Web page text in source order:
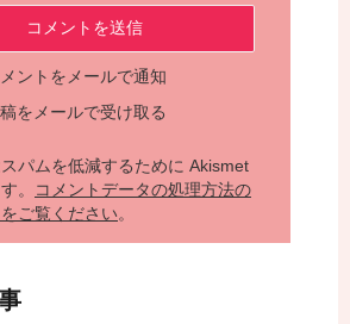
ントをメールで通知
をメールで受け取る
パムを低減するために Akismet
。
コメントデータの処理方法の
ご覧ください。